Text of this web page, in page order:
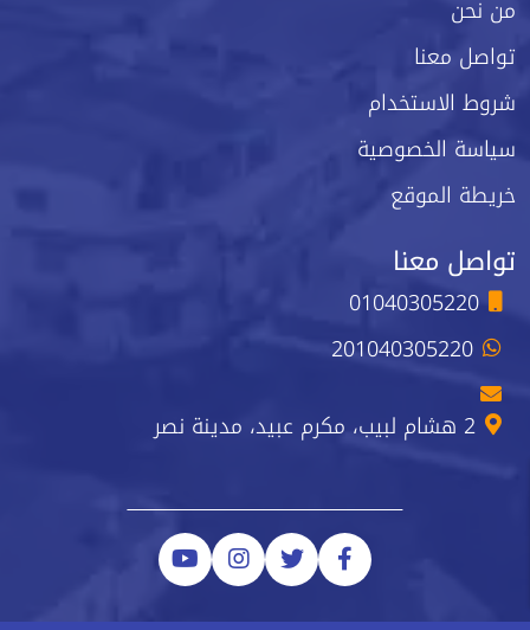
من نحن
تواصل معنا
شروط الاستخدام
سياسة الخصوصية
خريطة الموقع
تواصل معنا
01040305220
201040305220
2 هشام لبيب، مكرم عبيد، مدينة نصر